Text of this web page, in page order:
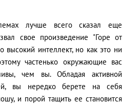
лучше всего сказал еще
свое произведение "Горе от
высокий интеллект, но как это ни
частенько окружающие вас
чем вы. Обладая активной
вы нередко берете на себя
и порой тащить ее становится